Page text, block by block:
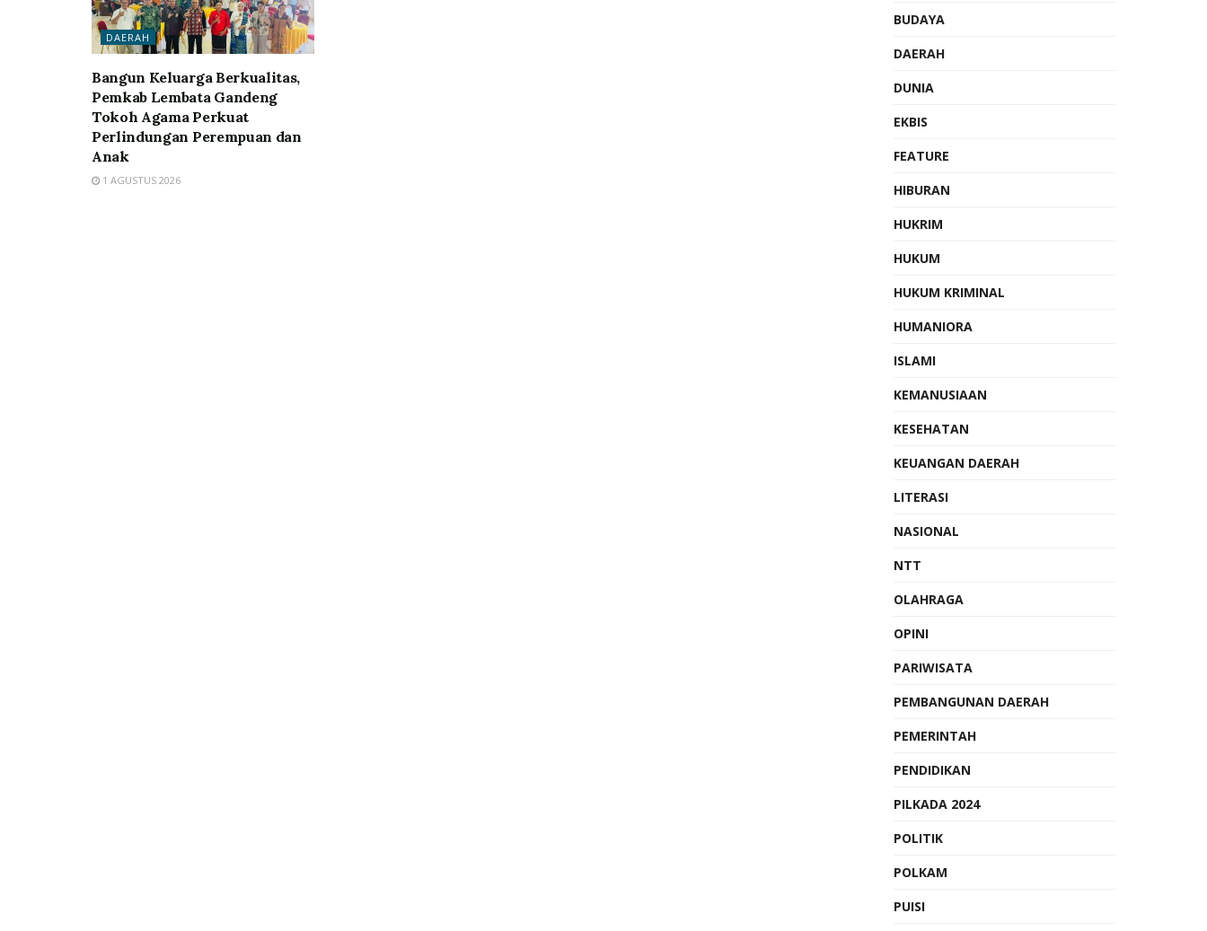
DAERAH
Bangun Keluarga Berkualitas,
Pemkab Lembata Gandeng
Tokoh Agama Perkuat
Perlindungan Perempuan dan
Anak
1 AGUSTUS 2026
BUDAYA
DAERAH
DUNIA
EKBIS
FEATURE
HIBURAN
HUKRIM
HUKUM
HUKUM KRIMINAL
HUMANIORA
ISLAMI
KEMANUSIAAN
KESEHATAN
KEUANGAN DAERAH
LITERASI
NASIONAL
NTT
OLAHRAGA
OPINI
PARIWISATA
PEMBANGUNAN DAERAH
PEMERINTAH
PENDIDIKAN
PILKADA 2024
POLITIK
POLKAM
PUISI